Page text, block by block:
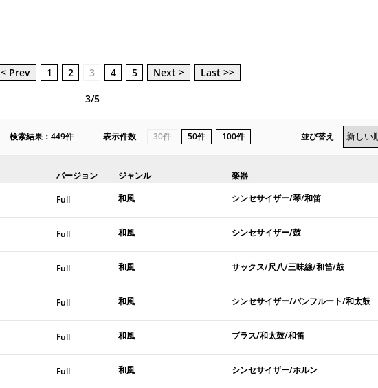
< Prev 1 2 3 4 5 Next >
Last >>
3/5
検索結果：449件 表示件数 30件 50件 100件 並び替え
バージョン ジャンル 楽器
Full 和風 シンセサイザー/琴/和笛
Full 和風 シンセサイザー/鼓
Full 和風 サックス/尺八/三味線/和笛/鼓
Full 和風 シンセサイザー/パンフルート/和太鼓
Full 和風 ブラス/和太鼓/和笛
Full 和風 シンセサイザー/ホルン